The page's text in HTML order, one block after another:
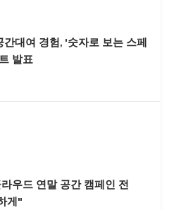
대여 경험, '숫자로 보는 스페
발표
우드 연말 공간 캠페인 전
게"